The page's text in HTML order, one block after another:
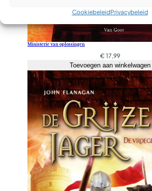
CookiebeleidPrivacybeleid
Ministerie van oplossingen
€17,99
Toevoegen aan winkelwagen